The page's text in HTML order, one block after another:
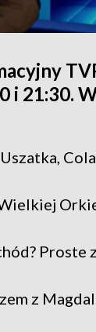
i 21:30.
Proste
z